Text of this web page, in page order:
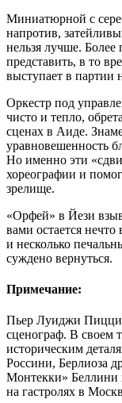
Миниатюрной с
напротив,
нельзя лучше. Более
представить, в то
выступает в партии
Оркестр под
чисто и тепло,
сценах в Аиде.
уравновешенность
Но именно эти
хореографии и
зрелище.
«Орфей» в Йези
вами остается
и несколько
суждено вернуться.
Примечание:
Пьер Луиджи Пицци
сценограф. В своем
историческим
Россини, Берлиоза
Монтекки» Беллини
на гастролях в